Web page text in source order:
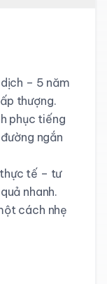
– 5 năm
thượng.
phục tiếng
ngắn
tế – tư
nhanh.
cách nhẹ